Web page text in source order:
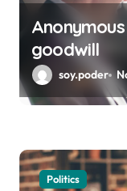
d
a
goodwill
soy.poder
Politics